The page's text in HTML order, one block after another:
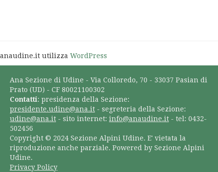
anaudine.it utilizza WordPress
Ana Sezione di Udine - Via Colloredo, 70 - 33037 Pasian di
Prato (UD) - CF 80021100302
Contatti: presidenza della Sezione:
presidente.udine@ana.it - segreteria della Sezione:
udine@ana.it - sito internet: info@anaudine.it - tel: 0432-
502456
Copyright © 2024 Sezione Alpini Udine. E' vietata la
riproduzione anche parziale. Powered by Sezione Alpini
Udine.
Privacy Policy